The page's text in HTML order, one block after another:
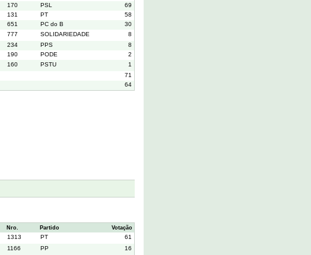
170 PSL
69
131 PT
58
651 PC do B
30
777 SOLIDARIEDADE
8
234 PPS
8
190 PODE
2
160 PSTU
1
71
64
Nro. Partido Votação
1313 PT
61
1166 PP
16